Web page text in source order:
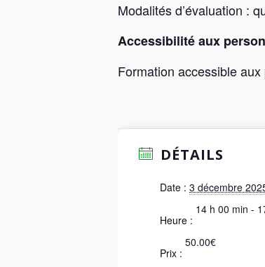
Modalités d’évaluation :
Accessibilité aux
Formation accessible
DÉTAILS
Date : 3 décembre
Heure :
14 h 00 min -
Prix :
50.00€